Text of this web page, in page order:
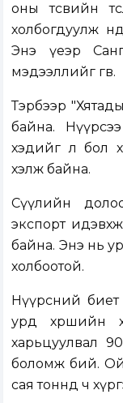
оны төсвийн
холбогдуулж
Энэ үеэр
мэдээллийг өгөв.
Тэрбээр
байна.
хэдийг л бол
хэлж байна.
Сүүлийн
экспорт
байна. Энэ нь
холбоотой.
Нүүрсний биет
урд хөршийн
харьцуулвал
боломж бий.
сая тоннд ч